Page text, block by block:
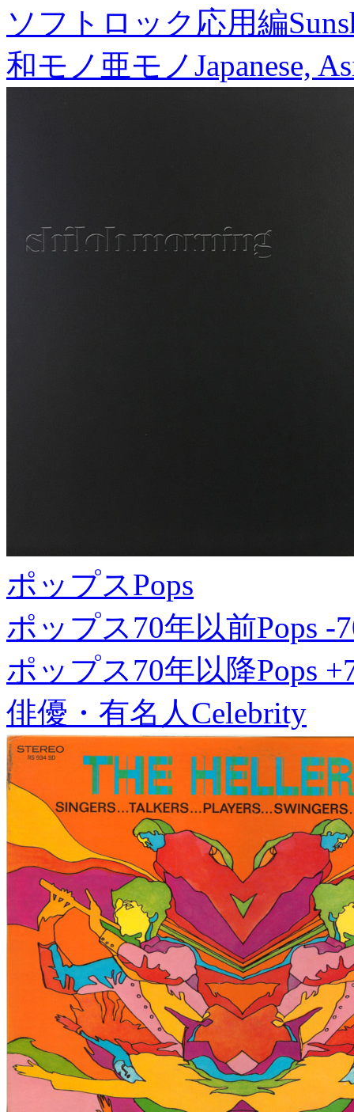
ソフトロック応用編
和モノ亜モノJapanese,
ポップスPops
ポップス70年以前Pops -
ポップス70年以降Pops
俳優・有名人Celebrity